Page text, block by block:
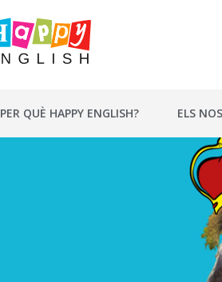
PER QUÈ HAPPY ENGLISH? ELS